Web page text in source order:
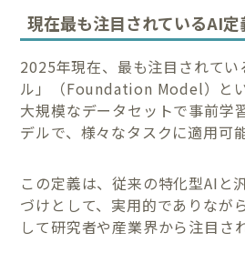
現在最も注目されているAI定
2025年現在、最も注目されて
ル」（Foundation Model）と
大規模なデータセットで事前学
デルで、様々なタスクに適用可
この定義は、従来の特化型AIと
づけとして、実用的でありなが
して研究者や産業界から注目さ